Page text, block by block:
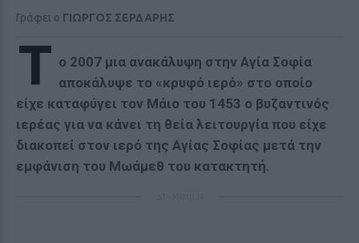
Γράφει ο ΓΙΩΡΓΟΣ ΣΕΡΔΑΡΗΣ
T o 2007 μια ανακάλυψη στην Αγία Σοφία
αποκάλυψε το «κρυφό ιερό» στο οποίο
είχε καταφύγει τον Μάιο του 1453 ο βυζαντινός
ιερέας για να κάνει τη θεία λειτουργία που είχε
διακοπεί στον ιερό της Αγίας Σοφίας μετά την
εμφάνιση του Μωάμεθ του κατακτητή.